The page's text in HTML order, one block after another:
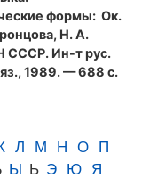
формы: Ок.
Н. А.
СССР. Ин-т рус.
1989. — 688 с.
Л М Н О П
Ы Ь Э Ю Я